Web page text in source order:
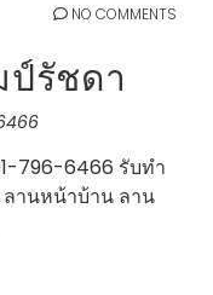
NO COMMENTS
รัชดา
796-6466 รับทำ
านหน้าบ้าน ลาน